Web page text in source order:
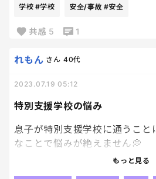
れた「面会要求罪」や「撮影罪
と。
学校だからって安全じゃないし
性犯罪、実は結構おこってるか
学校 #学校 安全/事故 #安全
共感 5 1
特別支援学校の悩み
れもん さん 40代
2023.07.19 05:12
息子が特別支援学校に通うこと
なことで悩みが絶えません💭
学校に通う前は、息子に合った
もっと見る